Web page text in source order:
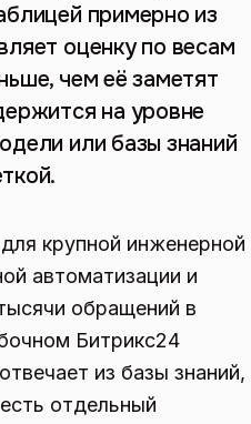
примерно из
оценку по весам
чем её заметят
на уровне
или базы знаний
крупной инженерной
автоматизации и
обращений в
Битрикс24
из базы знаний,
отдельный